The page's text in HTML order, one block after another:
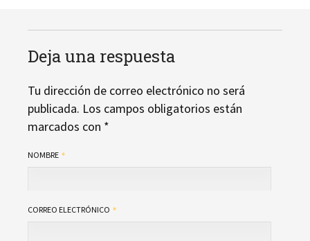
Deja una respuesta
Tu dirección de correo electrónico no será
publicada. Los campos obligatorios están
marcados con *
NOMBRE
CORREO ELECTRÓNICO